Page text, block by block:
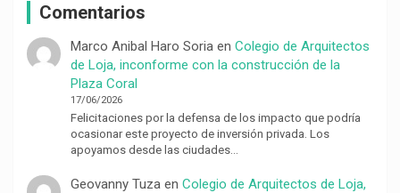
Comentarios
Marco Anibal Haro Soriaen Colegio de Arquitectos
de Loja, inconforme con la construcción de la
Plaza Coral
17/06/2026
Felicitaciones por la defensa de los impacto que podría
ocasionar este proyecto de inversión privada. Los
apoyamos desde las ciudades…
Geovanny Tuzaen Colegio de Arquitectos de Loja,